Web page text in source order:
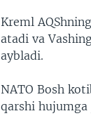
Kreml
atadi va
aybladi.
NATO Bosh
qarshi